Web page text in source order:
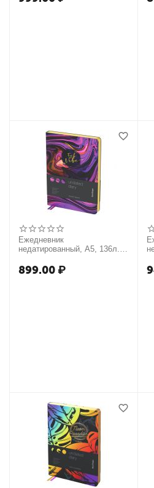
резинкой
Ежедневник
недатированный, А5, 136л.,
Wave", золотой срез, с
рисунком
899.00₽